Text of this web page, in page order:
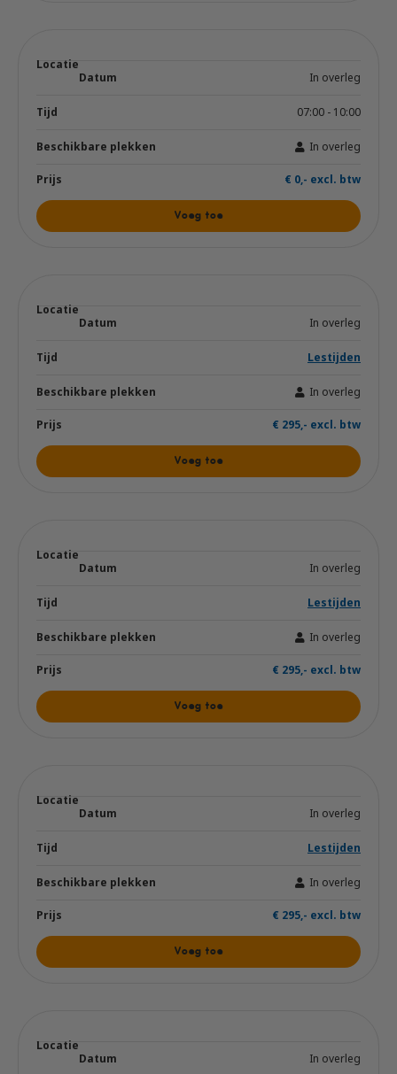
In overleg
07:00 - 10:00
In overleg
€ 0,- excl. btw
Voeg toe
In overleg
Lestijden
In overleg
€ 295,- excl. btw
Voeg toe
In overleg
Lestijden
In overleg
€ 295,- excl. btw
Voeg toe
In overleg
Lestijden
In overleg
€ 295,- excl. btw
Voeg toe
In overleg